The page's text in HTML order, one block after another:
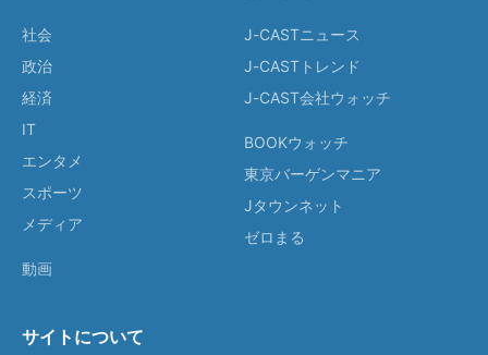
社会
政治
経済
IT
エンタメ
スポーツ
メディア
動画
J-CASTニュース
J-CASTトレンド
J-CAST会社ウォッチ
BOOKウォッチ
東京バーゲンマニア
Jタウンネット
ゼロまる
サイトについて